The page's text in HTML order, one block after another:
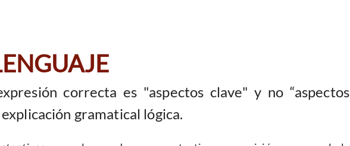
correcta es "aspectos clave" y no “aspectos
gramatical lógica.